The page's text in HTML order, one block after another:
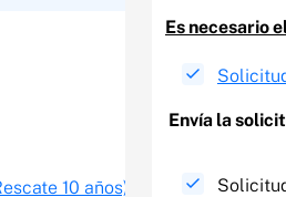
10 años)
Es necesario
Envía la